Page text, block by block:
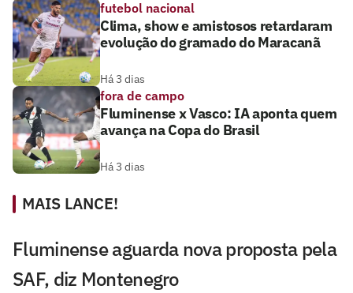
futebol nacional
Clima, show e amistosos retardaram
evolução do gramado do Maracanã
Há 3 dias
fora de campo
Fluminense x Vasco: IA aponta quem
avança na Copa do Brasil
Há 3 dias
MAIS LANCE!
Fluminense aguarda nova proposta pela
SAF, diz Montenegro